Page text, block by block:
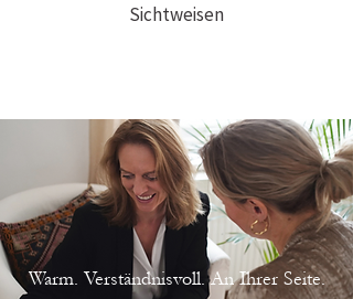
Sichtweisen
Warm. Verständnisvoll. An Ihrer Seite.